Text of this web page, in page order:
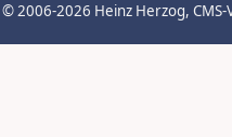
© 2006-2026 Heinz Herzog,